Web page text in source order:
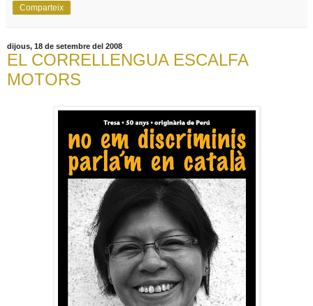
Comparteix
dijous, 18 de setembre del 2008
EL CORRELLENGUA ESCALFA
MOTORS